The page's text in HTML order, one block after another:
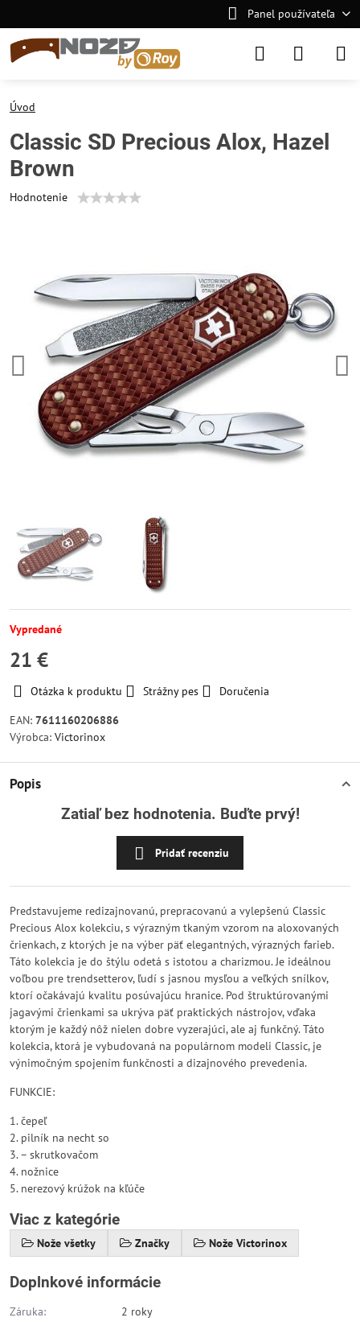
Panel používateľa
Úvod
Classic SD Precious Alox, Hazel
Brown
Hodnotenie
Vypredané
21 €
Otázka k produktu Strážny pes
Doručenia
EAN: 7611160206886
Výrobca: Victorinox
Popis
Zatiaľ bez hodnotenia. Buďte prvý!
Pridať recenziu
Predstavujeme redizajnovanú, prepracovanú a vylepšenú Classic
Precious Alox kolekciu, s výrazným tkaným vzorom na aloxovaných
črienkach, z ktorých je na výber päť elegantných, výrazných farieb.
Táto kolekcia je do štýlu odetá s istotou a charizmou. Je ideálnou
voľbou pre trendsetterov, ľudí s jasnou mysľou a veľkých snílkov,
ktorí očakávajú kvalitu posúvajúcu hranice. Pod štruktúrovanými
jagavými črienkami sa ukrýva päť praktických nástrojov, vďaka
ktorým je každý nôž nielen dobre vyzerajúci, ale aj funkčný. Táto
kolekcia, ktorá je vybudovaná na populárnom modeli Classic, je
výnimočným spojením funkčnosti a dizajnového prevedenia.
FUNKCIE:
1. čepeľ
2. pilník na necht so
3. – skrutkovačom
4. nožnice
5. nerezový krúžok na kľúče
Viac z kategórie
Nože všetky Značky Nože Victorinox
Doplnkové informácie
Záruka: 2 roky